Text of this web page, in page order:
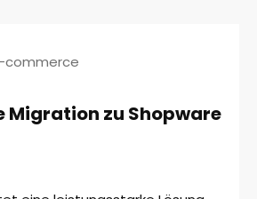
Migration zu Shopware